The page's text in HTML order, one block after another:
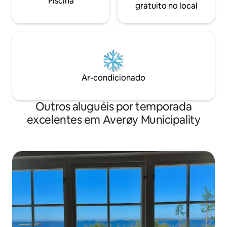
gratuito no local
Ar-condicionado
Outros aluguéis por temporada
excelentes em Averøy Municipality